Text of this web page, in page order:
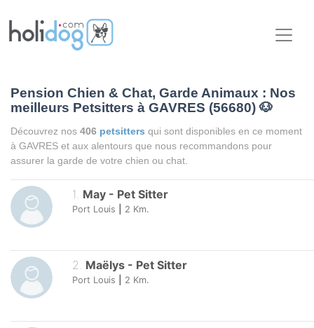
Pension Chien & Chat, Garde Animaux : Nos
meilleurs Petsitters à GAVRES (56680) 🐶
Découvrez nos 406 petsitters qui sont disponibles en ce moment
à GAVRES et aux alentours que nous recommandons pour
assurer la garde de votre chien ou chat.
1. May - Pet Sitter
Port Louis 2 Km.
2. Maëlys - Pet Sitter
Port Louis 2 Km.